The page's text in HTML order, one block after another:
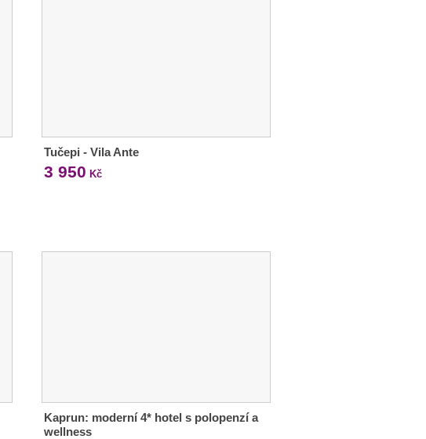
Tučepi - Vila Ante
3 950 Kč
Kaprun: moderní 4* hotel s polopenzí a
wellness